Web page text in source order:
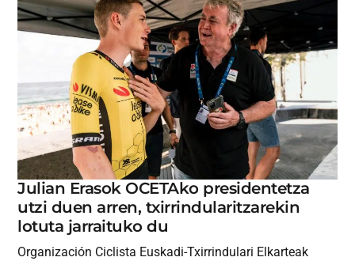
Julian Erasok OCETAko presidentetza
utzi duen arren, txirrindularitzarekin
lotuta jarraituko du
Organización Ciclista Euskadi-Txirrindulari Elkarteak